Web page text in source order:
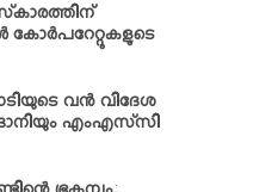
കോര്‍പറേറ്റുകളുടെ
വന്‍ വിദേശ
എംഎസ്‌സി